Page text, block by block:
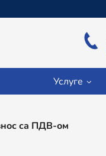
Услуге
са ПДВ-ом